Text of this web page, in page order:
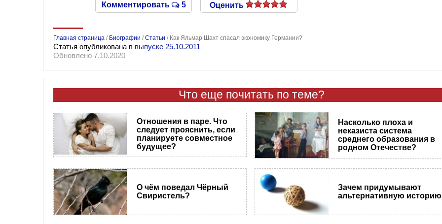
Комментировать 5 Оценить
Главная страница / Биографии /Статьи / Как Яльмар Шахт спасал экономику Германии?
Статья опубликована в выпуске 25.10.2011
Обновлено 7.10.2020
Что еще почитать по теме?
Отношения в паре. Что
следует прояснить, если
планируете совместное
будущее?
Насколько плоха и
неказиста система
среднего образования в
родном Отечестве?
О чём поведал Чёрный
Свиристель?
Зачем придумывают
альтернативную